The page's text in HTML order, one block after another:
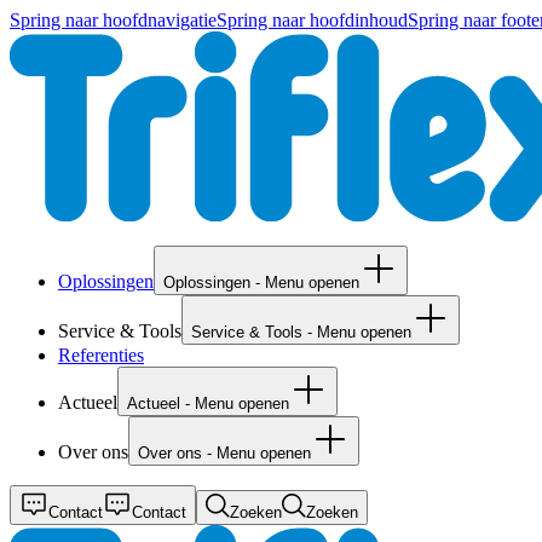
Spring naar hoofdnavigatieSpring naar hoofdinhoudSpring naar
Oplossingen Oplossingen - Menu openen
Service & Tools Service & Tools - Menu openen
Referenties
Actueel Actueel - Menu openen
Over ons Over ons - Menu openen
Contact Contact Zoeken Zoeken